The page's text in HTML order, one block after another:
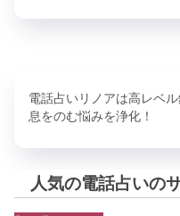
電話占いリノアは高レベ
息をのむ悩みを浄化！
人気の電話占いの